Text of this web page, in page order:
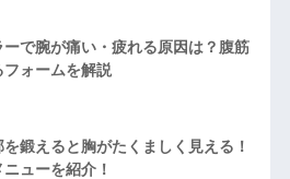
ーで腕が痛い・疲れる原因は？腹筋
フォームを解説
鍛えると胸がたくましく見える！
ューを紹介！